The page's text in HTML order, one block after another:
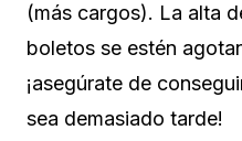
(más cargos). La alta
boletos se estén
¡asegúrate de
sea demasiado tarde!